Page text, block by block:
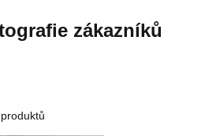
zákazníků